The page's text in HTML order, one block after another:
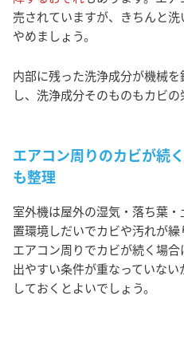
売されていますが、きちんと洗
やめましょう。
内部に残った洗浄成分が機械
し、洗浄成分そのものもカビの
エアコン周りのカビが続
も整理
室外機は屋外の湿気・落ち葉
置環境しだいでカビや汚れが繰
エアコン周りでカビが続く場
出やすい条件が重なっていない
しておくとよいでしょう。